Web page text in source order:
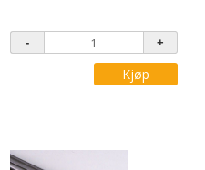
Kjøp